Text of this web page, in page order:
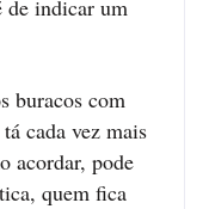
de indicar um
buracos com
cada vez mais
acordar, pode
quem fica